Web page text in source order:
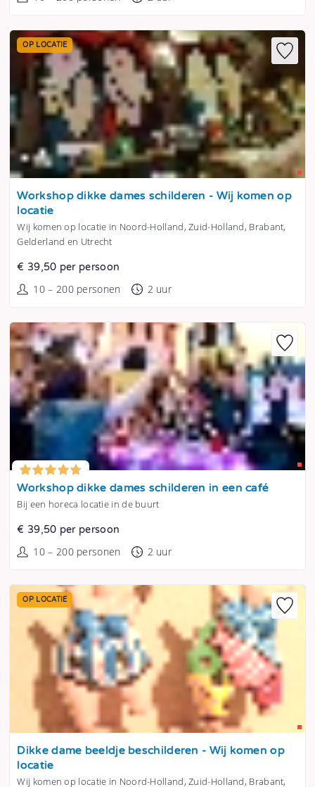
Tonen
OP LOCATIE
Workshop dikke dames schilderen - Wij komen op
locatie
Wij komen op locatie in Noord-Holland, Zuid-Holland, Brabant,
Gelderland en Utrecht
€ 39,50 per persoon
10 – 200 personen 2 uur
Tonen
Workshop dikke dames schilderen in een café
Bij een horeca locatie in de buurt
€ 39,50 per persoon
10 – 200 personen 2 uur
Tonen
OP LOCATIE
Dikke dame beeldje beschilderen - Wij komen op
locatie
Wij komen op locatie in Noord-Holland, Zuid-Holland, Brabant,